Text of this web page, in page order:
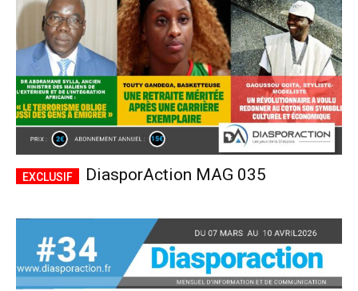
DiasporAction MAG 035